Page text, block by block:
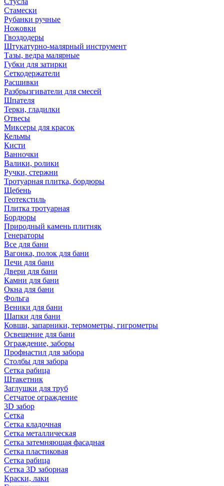
Стамески
Рубанки ручные
Ножовки
Гвоздодеры
Штукатурно-малярный инструмент
Тазы, ведра малярные
Губки для затирки
Сеткодержатели
Расшивки
Разбрызгиватели для смесей
Шпателя
Терки, гладилки
Отвесы
Миксеры для красок
Кельмы
Кисти
Ванночки
Валики, ролики
Ручки, стержни
Тротуарная плитка, бордюры
Щебень
Геотекстиль
Плитка тротуарная
Бордюры
Природный камень плитняк
Генераторы
Все для бани
Вагонка, полок для бани
Печи для бани
Двери для бани
Камни для бани
Окна для бани
Фольга
Веники для бани
Шапки для бани
Ковши, запарники, термометры, гигрометры
Освещение для бани
Ограждение, заборы
Профнастил для забора
Столбы для забора
Сетка рабица
Штакетник
Заглушки для труб
Сетчатое ограждение
3D забор
Сетка
Сетка кладочная
Сетка металлическая
Сетка затемняющая фасадная
Сетка пластиковая
Сетка рабица
Сетка 3D заборная
Краски, лаки